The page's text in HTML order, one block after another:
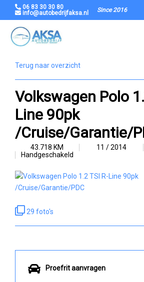
06 83 30 30 80
info@autobedrijfaksa.nl
Since 2016
Terug naar overzicht
Volkswagen Polo
Line 90pk
/Cruise/Garantie/
43.718 KM 11 / 2014
Handgeschakeld
29 foto's
Proefrit aanvragen